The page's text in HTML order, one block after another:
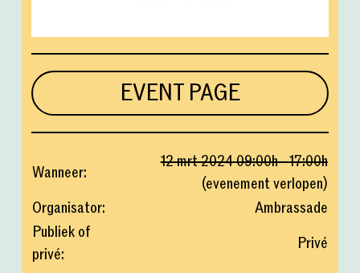
EVENT PAGE
Wanneer:
12 mrt 202409:00h -17:00h
(evenement verlopen)
Organisator:
Ambrassade
Publiek of
privé:
Privé